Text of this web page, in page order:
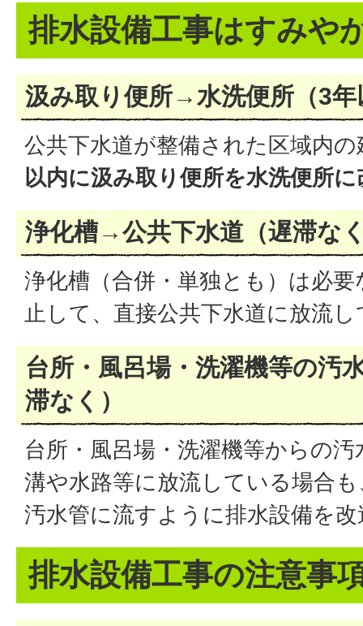
排水設備工事はすみや
汲み取り便所→水洗便所（3年
公共下水道が整備された区域内
以内に汲み取り便所を水洗便所に
浄化槽→公共下水道（遅滞な
浄化槽（合併・単独とも）は必
止して、直接公共下水道に放流
台所・風呂場・洗濯機等の汚
滞なく）
台所・風呂場・洗濯機等からの
溝や水路等に放流している場合
汚水管に流すように排水設備を
排水設備工事の注意事